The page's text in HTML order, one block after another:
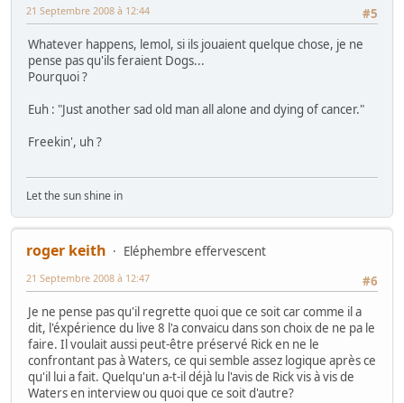
#5
21 Septembre 2008 à 12:44
Whatever happens, lemol, si ils jouaient quelque chose, je ne
pense pas qu'ils feraient Dogs...
Pourquoi ?
Euh : "Just another sad old man all alone and dying of cancer."
Freekin', uh ?
Let the sun shine in
roger keith
Eléphembre effervescent
#6
21 Septembre 2008 à 12:47
Je ne pense pas qu'il regrette quoi que ce soit car comme il a
dit, l'éxpérience du live 8 l'a convaicu dans son choix de ne pa le
faire. Il voulait aussi peut-être préservé Rick en ne le
confrontant pas à Waters, ce qui semble assez logique après ce
qu'il lui a fait. Quelqu'un a-t-il déjà lu l'avis de Rick vis à vis de
Waters en interview ou quoi que ce soit d'autre?